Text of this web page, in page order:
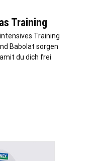
Training
Training
Babolat sorgen
du dich frei